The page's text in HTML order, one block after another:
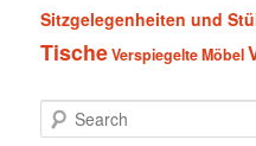
Sitzgelegenheiten und
TischeVerspiegelte Möbel
e